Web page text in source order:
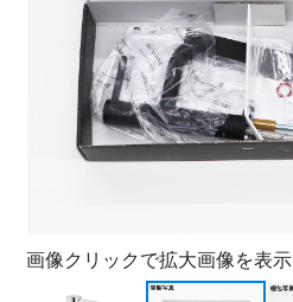
画像クリックで拡大画像を表示